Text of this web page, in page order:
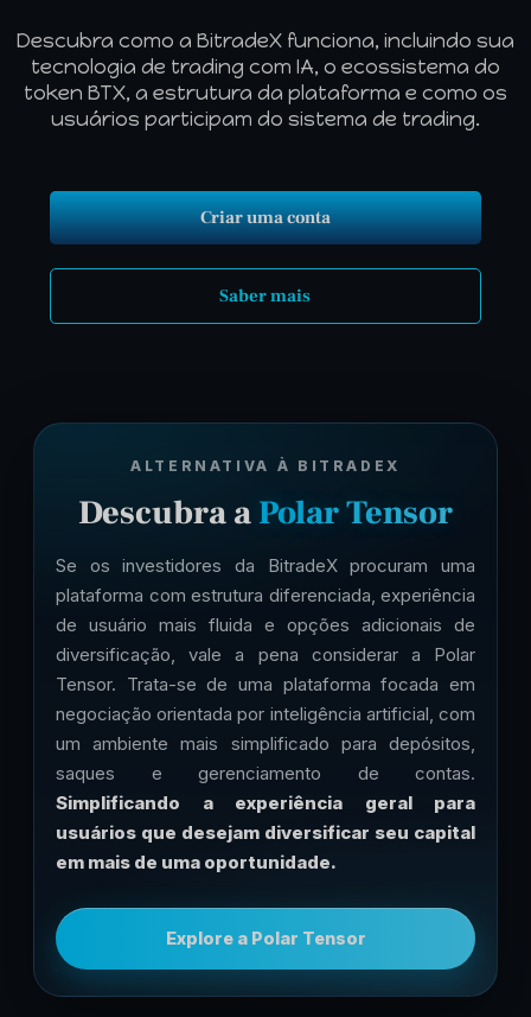
Descubra como a BitradeX funciona, incluindo sua
tecnologia de trading com IA, o ecossistema do
token BTX, a estrutura da plataforma e como os
usuários participam do sistema de trading.
Criar uma conta
Saber mais
ALTERNATIVA À BITRADEX
Descubra aPolar Tensor
Se os investidores da BitradeX procuram uma
plataforma com estrutura diferenciada, experiência
de usuário mais fluida e opções adicionais de
diversificação, vale a pena considerar a Polar
Tensor. Trata-se de uma plataforma focada em
negociação orientada por inteligência artificial, com
um ambiente mais simplificado para depósitos,
saques e gerenciamento de contas.
Simplificando a experiência geral para
usuários que desejam diversificar seu capital
em mais de uma oportunidade.
Explore a Polar Tensor